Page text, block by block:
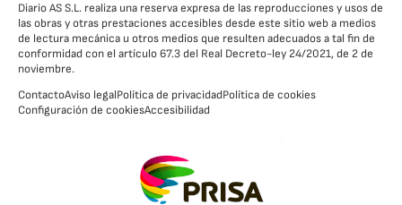
Diario AS S.L. realiza una reserva expresa de las reproducciones y usos de
las obras y otras prestaciones accesibles desde este sitio web a medios
de lectura mecánica u otros medios que resulten adecuados a tal fin de
conformidad con el artículo 67.3 del Real Decreto-ley 24/2021, de 2 de
noviembre.
ContactoAviso legalPolítica de privacidadPolítica de cookies
Configuración de cookiesAccesibilidad